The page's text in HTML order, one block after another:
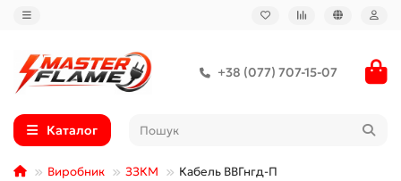
+38 (077) 707-15-07
Каталог
Виробник ЗЗКМ Кабель ВВГнгд-П